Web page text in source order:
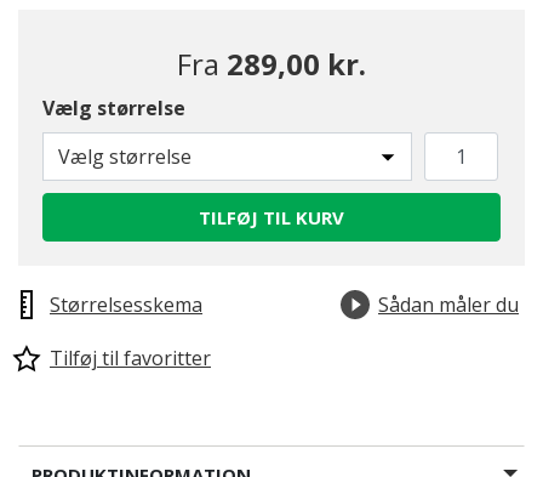
valgte
Fra 289,00 kr.
Vælg størrelse
Vælg størrelse
TILFØJ TIL KURV
Størrelsesskema
Sådan måler du
Tilføj til favoritter